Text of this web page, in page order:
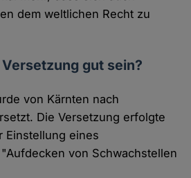
dem weltlichen Recht zu
gut sein?
von Kärnten nach
Die Versetzung erfolgte
Einstellung eines
von Schwachstellen